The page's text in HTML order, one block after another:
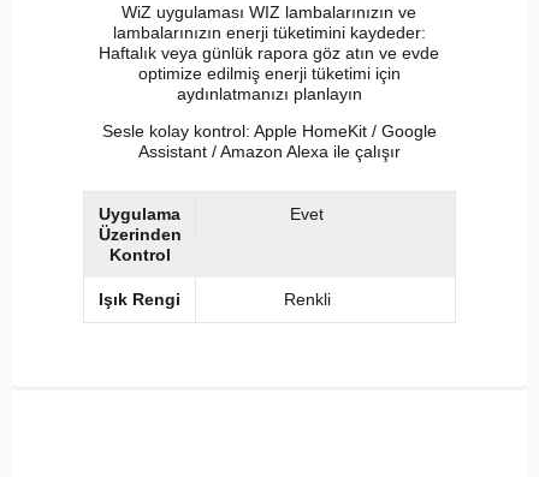
WiZ uygulaması WIZ lambalarınızın ve
lambalarınızın enerji tüketimini kaydeder:
Haftalık veya günlük rapora göz atın ve evde
optimize edilmiş enerji tüketimi için
aydınlatmanızı planlayın
Sesle kolay kontrol: Apple HomeKit / Google
Assistant / Amazon Alexa ile çalışır
Uygulama
Üzerinden
Kontrol
Evet
Işık Rengi Renkli